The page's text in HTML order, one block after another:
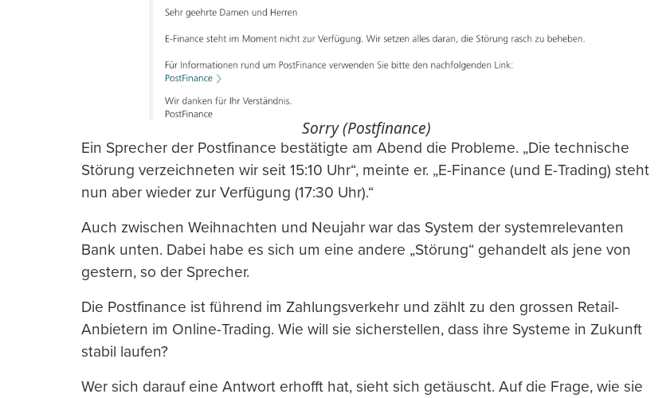
Sorry (Postfinance)
Ein Sprecher der Postfinance bestätigte am Abend die Probleme. „Die technische
Störung verzeichneten wir seit 15:10 Uhr“, meinte er. „E-Finance (und E-Trading) steht
nun aber wieder zur Verfügung (17:30 Uhr).“
Auch zwischen Weihnachten und Neujahr war das System der systemrelevanten
Bank unten. Dabei habe es sich um eine andere „Störung“ gehandelt als jene von
gestern, so der Sprecher.
Die Postfinance ist führend im Zahlungsverkehr und zählt zu den grossen Retail-
Anbietern im Online-Trading. Wie will sie sicherstellen, dass ihre Systeme in Zukunft
stabil laufen?
Wer sich darauf eine Antwort erhofft hat, sieht sich getäuscht. Auf die Frage, wie sie